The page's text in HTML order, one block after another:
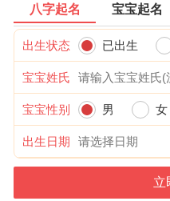
八字起名 宝宝起名
出生状态 已出生
宝宝姓氏
宝宝性别 男 女
出生日期